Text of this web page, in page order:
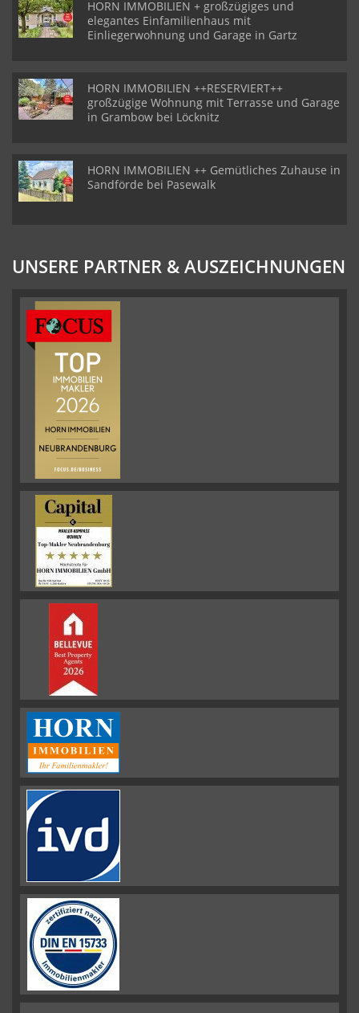
HORN IMMOBILIEN + großzügiges und
elegantes Einfamilienhaus mit
Einliegerwohnung und Garage in Gartz
HORN IMMOBILIEN ++RESERVIERT++
großzügige Wohnung mit Terrasse und Garage
in Grambow bei Löcknitz
HORN IMMOBILIEN ++ Gemütliches Zuhause in
Sandförde bei Pasewalk
UNSERE PARTNER & AUSZEICHNUNGEN